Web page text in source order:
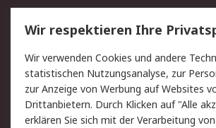
Service
Value Added Services
Rücksendungen
Kontakt
Hilfe
Rechtliches
Wir respektieren Ihre
Wir verwenden Cookies und andere
statistischen Nutzungsanalyse, zur
zur Anzeige von Werbung auf Websites
Drittanbietern. Durch Klicken auf "Alle
erklären Sie sich mit der Verarbeitung